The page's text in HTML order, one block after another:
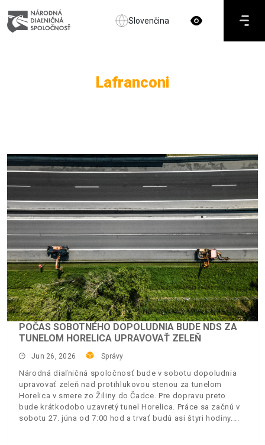
Slovenčina
Lafranconi
POČAS SOBOTNÉHO DOPOLUDNIA BUDE NDS ZA
TUNELOM HORELICA UPRAVOVAŤ ZELEŇ
Jun 26, 2026 Správy
Národná diaľničná spoločnosť bude v sobotu dopoludnia
upravovať zeleň nad protihlukovou stenou za tunelom
Horelica v smere zo Žiliny do Čadce. Pre dopravu preto
bude krátkodobo uzavretý tunel Horelica. Práce sa začnú v
sobotu 27. júna od 7:00 hod a trvať budú asi štyri hodiny.